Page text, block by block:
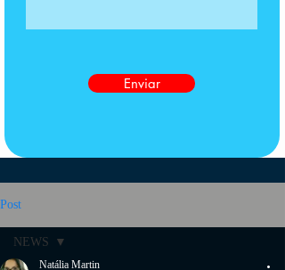
Enviar
Post
NEWS
Natália Martin